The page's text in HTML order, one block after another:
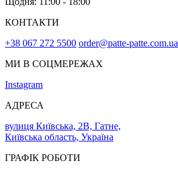
КОНТАКТИ
+38 067 272 5500 order@patte-patte.com.ua
МИ В СОЦМЕРЕЖАХ
Instagram
АДРЕСА
вулиця Київська, 2В, Гатне,
Київська область, Україна
ГРАФІК РОБОТИ